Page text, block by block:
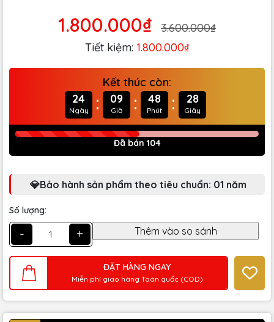
1.800.000₫
3.600.000₫
Tiết kiệm: 1.800.000₫
Kết thúc còn:
24
Ngày : 09
Giờ : 48
Phút : 27
Giây
Đã bán 104
💎Bảo hành sản phẩm theo tiêu chuẩn: 01 năm
Số lượng:
- +
ĐẶT HÀNG NGAY
Miễn phí giao hàng Toàn quốc (COD)